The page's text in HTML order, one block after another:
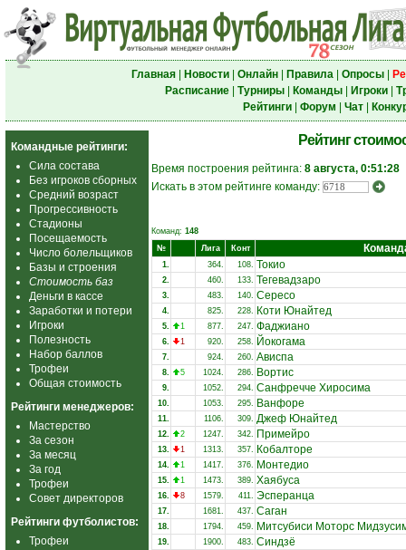
Главная| Новости| Онлайн| Правила| Опросы|
Расписание| Турниры| Команды| Игроки|
Рейтинги| Форум Чат|
Командные рейтинги:
Сила состава
Без игроков сборных
Средний возраст
Прогрессивность
Стадионы
Посещаемость
Число болельщиков
Базы и строения
Стоимость баз
Деньги в кассе
Заработки и потери
Игроки
Полезность
Набор баллов
Трофеи
Общая стоимость
Рейтинги менеджеров:
Мастерство
За сезон
За месяц
За год
Трофеи
Совет директоров
Рейтинги футболистов:
Трофеи
Рейтинг
Время построения рейтинга: 8 августа, 0:51:28
Искать в этом рейтинге команду:
Команд: 148
№
Лига Конт
1. 364. 108. Токио
2. 460. 133. Тегевадзаро
3. 483. 140. Сересо
4. 825. 228. Коти Юнайтед
5. 1 877. 247. Фаджиано
6. 1 920. 258. Йокогама
7. 924. 260. Ависпа
8. 5 1024. 286. Вортис
9. 1052. 294. Санфречче Хиросима
10. 1053. 295. Ванфоре
11. 1106. 309. Джеф Юнайтед
12. 2 1247. 342. Примейро
13. 1 1313. 357. Кобалторе
14. 1 1417. 376. Монтедио
15. 1 1473. 389. Хаябуса
16. 8 1579. 411. Эсперанца
17. 1681. 437. Саган
18. 1794. 459. Митсубиси Моторс
19. 1900. 483. Синдзё